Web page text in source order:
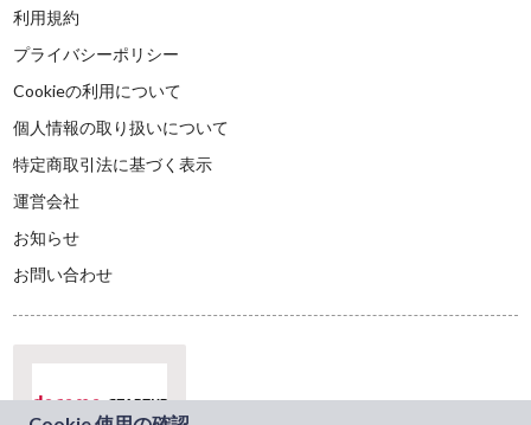
利用規約
プライバシーポリシー
Cookieの利用について
個人情報の取り扱いについて
特定商取引法に基づく表示
運営会社
お知らせ
お問い合わせ